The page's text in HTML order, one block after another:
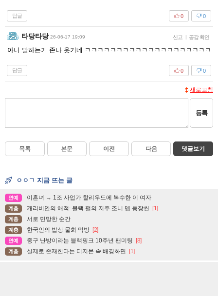
답글 0
0
타당타당 26-06-17 19:09 신고 | 공감 확인
아니 말하는거 존나 웃기네 ㅋㅋㅋㅋㅋㅋㅋㅋㅋㅋㅋㅋㅋㅋㅋㅋㅋㅋㅋㅋ
답글 0
0
새로고침
등록
목록 본문 이전 다음 댓글보기
ㅇㅇㄱ 지금 뜨는 글
연예 이혼녀 → 1조 사업가 할리우드에 복수한 이 여자
계층 캐리비안의 해적: 블랙 펄의 저주 조니 뎁 등장씬 [1]
계층 서로 민망한 순간
계층 한국인의 밥상 물회 먹방 [2]
연예 중구 난방이라는 블랙핑크 10주년 팬미팅 [8]
계층 실제로 존재한다는 디지몬 속 배경화면 [1]